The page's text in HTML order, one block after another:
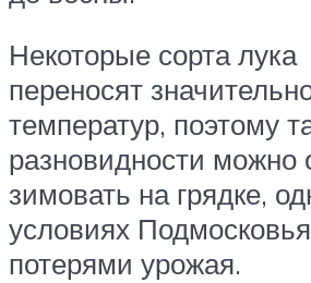
Некоторые сорта лука
переносят
температур, поэтому
разновидности можно
зимовать на грядке,
условиях
потерями урожая.